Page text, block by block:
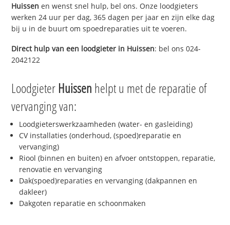
Huissen en wenst snel hulp, bel ons. Onze loodgieters
werken 24 uur per dag, 365 dagen per jaar en zijn elke dag
bij u in de buurt om spoedreparaties uit te voeren.
Direct hulp van een loodgieter in Huissen: bel ons 024-
2042122
Loodgieter Huissen helpt u met de reparatie of
vervanging van:
Loodgieterswerkzaamheden (water- en gasleiding)
CV installaties (onderhoud, (spoed)reparatie en
vervanging)
Riool (binnen en buiten) en afvoer ontstoppen, reparatie,
renovatie en vervanging
Dak(spoed)reparaties en vervanging (dakpannen en
dakleer)
Dakgoten reparatie en schoonmaken